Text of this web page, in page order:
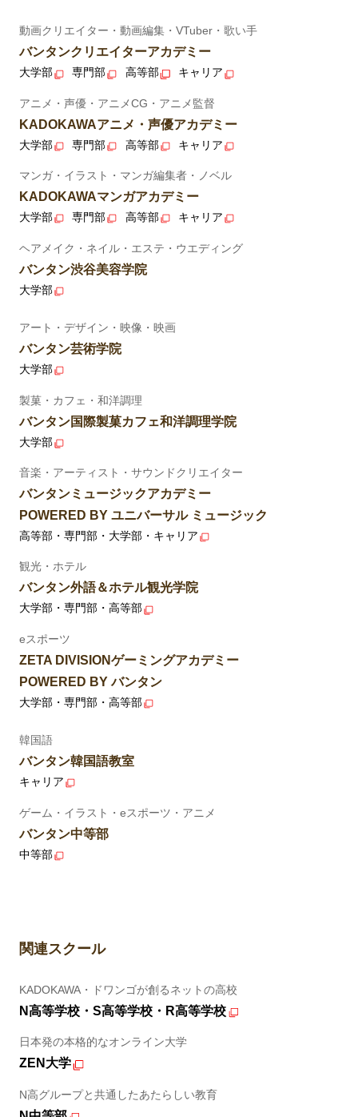
動画クリエイター・動画編集・VTuber・歌い手
バンタンクリエイターアカデミー
大学部 専門部 高等部 キャリア
アニメ・声優・アニメCG・アニメ監督
KADOKAWAアニメ・声優アカデミー
大学部 専門部 高等部 キャリア
マンガ・イラスト・マンガ編集者・ノベル
KADOKAWAマンガアカデミー
大学部 専門部 高等部 キャリア
ヘアメイク・ネイル・エステ・ウエディング
バンタン渋谷美容学院
大学部
アート・デザイン・映像・映画
バンタン芸術学院
大学部
製菓・カフェ・和洋調理
バンタン国際製菓カフェ和洋調理学院
大学部
音楽・アーティスト・サウンドクリエイター
バンタンミュージックアカデミー
POWERED BY ユニバーサル ミュージック
高等部・専門部・大学部・キャリア
観光・ホテル
バンタン外語＆ホテル観光学院
大学部・専門部・高等部
eスポーツ
ZETA DIVISIONゲーミングアカデミー
POWERED BY バンタン
大学部・専門部・高等部
韓国語
バンタン韓国語教室
キャリア
ゲーム・イラスト・eスポーツ・アニメ
バンタン中等部
中等部
関連スクール
KADOKAWA・ドワンゴが創るネットの高校
N高等学校・S高等学校・R高等学校
日本発の本格的なオンライン大学
ZEN大学
N高グループと共通したあたらしい教育